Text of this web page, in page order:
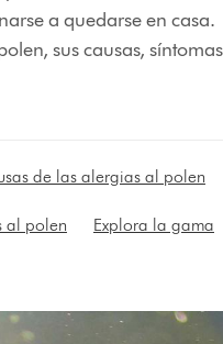
a quedarse en casa.
sus causas, síntomas
de las alergias al polen
al polen Explora la gama